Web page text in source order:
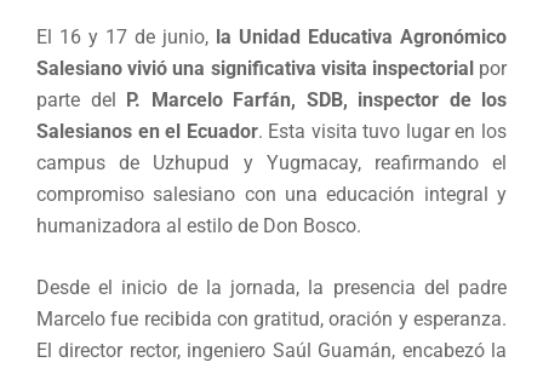
El 16 y 17 de junio, la Unidad Educativa Agronómico
Salesiano vivió una significativa visita inspectorialpor
parte del P. Marcelo Farfán, SDB, inspector de los
Salesianos en el Ecuador. Esta visita tuvo lugar en los
campus de Uzhupud y Yugmacay, reafirmando el
compromiso salesiano con una educación integral y
humanizadora al estilo de Don Bosco.
Desde el inicio de la jornada, la presencia del padre
Marcelo fue recibida con gratitud, oración y esperanza.
El director rector, ingeniero Saúl Guamán, encabezó la